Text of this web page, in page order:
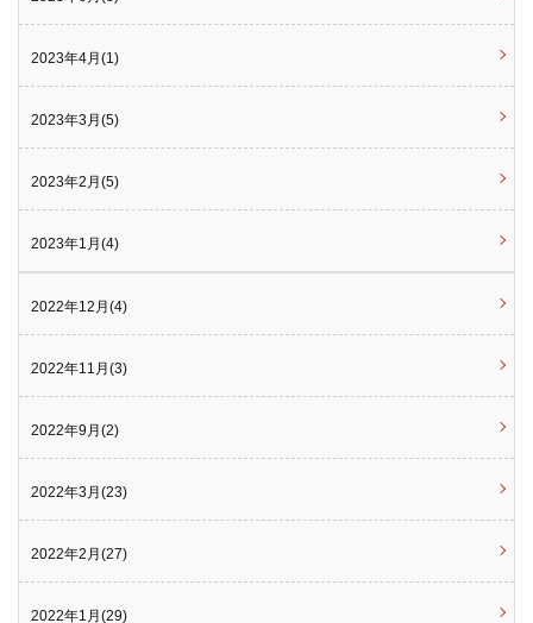
2023年4月(1)
2023年3月(5)
2023年2月(5)
2023年1月(4)
2022年12月(4)
2022年11月(3)
2022年9月(2)
2022年3月(23)
2022年2月(27)
2022年1月(29)